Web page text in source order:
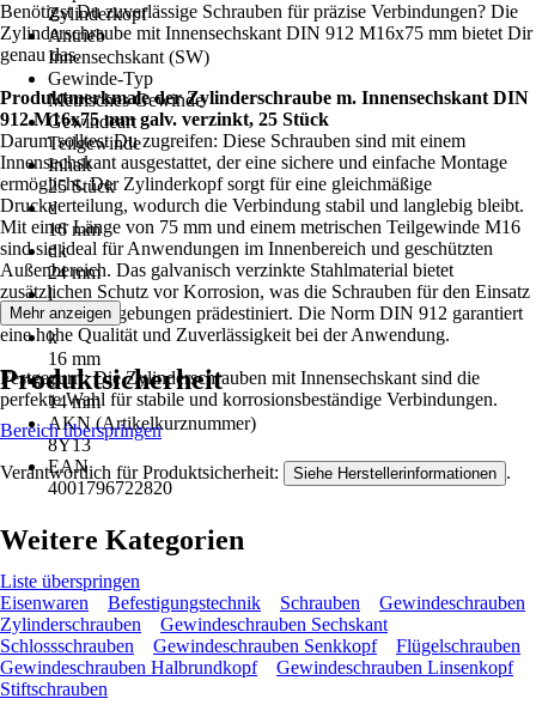
Zylinderkopf
Antrieb
Innensechskant (SW)
Gewinde-Typ
Metrisches Gewinde
Gewindeart
Teilgewinde
Inhalt
25 Stück
d
16 mm
dk
24 mm
l
75 mm
k
16 mm
s
14 mm
AKN (Artikelkurznummer)
8Y13
EAN
4001796722820
Benötigst Du zuverlässige Schrauben für präzise Verbindungen? Die
Zylinderschraube mit Innensechskant DIN 912 M16x75 mm bietet Dir
genau das.
Produktmerkmale der Zylinderschraube m. Innensechskant DIN
912 M16x75 mm galv. verzinkt, 25 Stück
Darum solltest Du zugreifen: Diese Schrauben sind mit einem
Innensechskant ausgestattet, der eine sichere und einfache Montage
ermöglicht. Der Zylinderkopf sorgt für eine gleichmäßige
Druckverteilung, wodurch die Verbindung stabil und langlebig bleibt.
Mit einer Länge von 75 mm und einem metrischen Teilgewinde M16
sind sie ideal für Anwendungen im Innenbereich und geschützten
Außenbereich. Das galvanisch verzinkte Stahlmaterial bietet
zusätzlichen Schutz vor Korrosion, was die Schrauben für den Einsatz
in feuchten Umgebungen prädestiniert. Die Norm DIN 912 garantiert
eine hohe Qualität und Zuverlässigkeit bei der Anwendung.
Festgezurrt: Die Zylinderschrauben mit Innensechskant sind die
perfekte Wahl für stabile und korrosionsbeständige Verbindungen.
Mehr anzeigen
Produktsicherheit
Bereich überspringen
Verantwortlich für Produktsicherheit: Siehe Herstellerinformationen .
Weitere Kategorien
Liste überspringen
Eisenwaren
Befestigungstechnik Schrauben
Gewindeschrauben
Zylinderschrauben
Gewindeschrauben Sechskant
Schlossschrauben
Gewindeschrauben Senkkopf
Flügelschrauben
Gewindeschrauben Halbrundkopf
Gewindeschrauben Linsenkopf
Stiftschrauben